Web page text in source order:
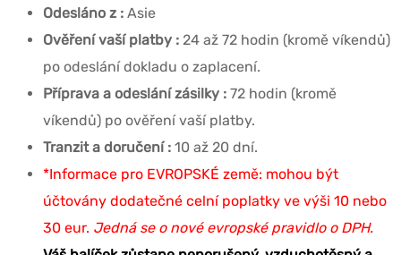
Odesláno z : Asie
Ověření vaší platby : 24 až 72 hodin (kromě víkendů)
po odeslání dokladu o zaplacení.
Příprava a odeslání zásilky : 72 hodin (kromě
víkendů) po ověření vaší platby.
Tranzit a doručení : 10 až 20 dní.
*Informace pro EVROPSKÉ země: mohou být
účtovány dodatečné celní poplatky ve výši 10 nebo
30 eur. Jedná se o nové evropské pravidlo o DPH.